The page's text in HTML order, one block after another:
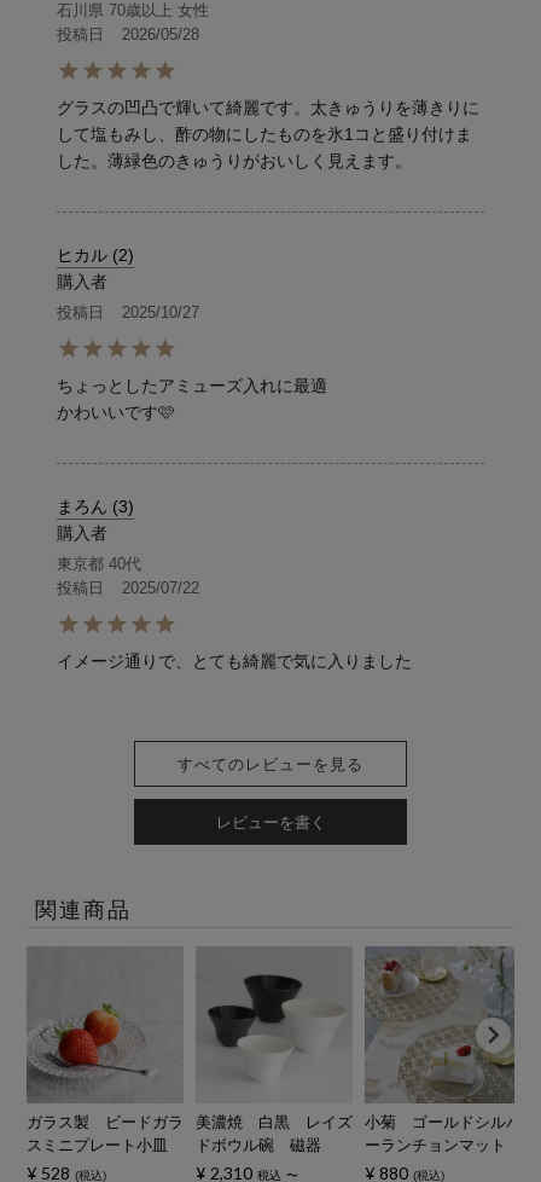
石川県 70歳以上 女性
投稿日
2026/05/28
グラスの凹凸で輝いて綺麗です。太きゅうりを薄きりに
して塩もみし、酢の物にしたものを氷1コと盛り付けま
ヒカル 2
購入者
投稿日 2025/10/27
ちょっとしたアミューズ入れに最適
かわいいです🩷
まろん 3
購入者
東京都 40代
投稿日
2025/07/22
イメージ通りで、とても綺麗で気に入りました
すべてのレビューを見る
レビューを書く
関連商品
ガラス製 ビードガラ
スミニプレート小皿
¥ 528 税込
美濃焼 白黒 レイズ
ドボウル碗 磁器
¥ 2,310 税込 〜
小菊 ゴールドシルバ
ーランチョンマット
¥ 880 税込